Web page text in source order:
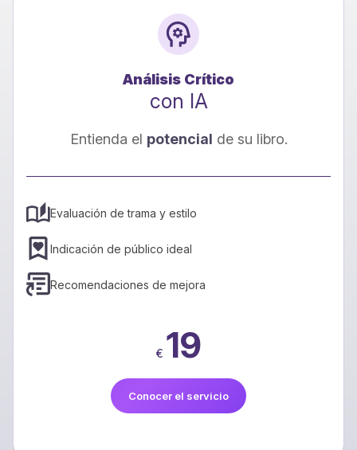
Análisis Crítico
con IA
Entienda el potencial de su libro.
Evaluación de trama y estilo
Indicación de público ideal
Recomendaciones de mejora
€ 19
Conocer el servicio